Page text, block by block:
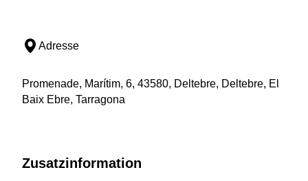
Adresse
Promenade, Marítim, 6, 43580, Deltebre, Deltebre, El
Baix Ebre, Tarragona
Zusatzinformation